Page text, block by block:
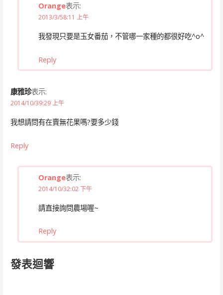
Orange表示:
2013/3/58:11 上午
我發現只要是玉女番茄，不管哪一家種的都很好吃^o^
Reply
康雅珍表示:
2014/10/39:29 上午
我想請問有在賣無花果嗎?要多少錢
Reply
Orange表示:
2014/10/32:02 下午
請直接詢問農場喔~
Reply
發表迴響